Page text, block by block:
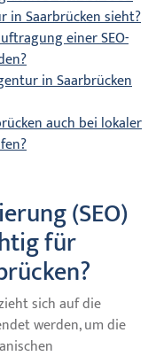
in Saarbrücken sieht?
einer SEO-
in Saarbrücken
auch bei lokaler
(SEO)
für
sich auf die
werden, um die